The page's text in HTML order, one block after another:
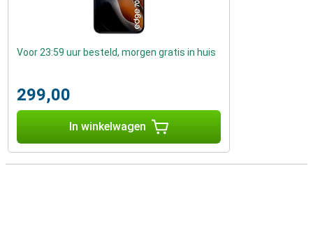
Voor 23:59 uur besteld, morgen gratis in huis
299,00
In winkelwagen